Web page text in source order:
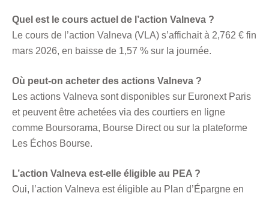
Quel est le cours actuel de l’action Valneva ?
Le cours de l’action Valneva (VLA) s’affichait à 2,762 € fin
mars 2026, en baisse de 1,57 % sur la journée.
Où peut-on acheter des actions Valneva ?
Les actions Valneva sont disponibles sur Euronext Paris
et peuvent être achetées via des courtiers en ligne
comme Boursorama, Bourse Direct ou sur la plateforme
Les Échos Bourse.
L’action Valneva est-elle éligible au PEA ?
Oui, l’action Valneva est éligible au Plan d’Épargne en